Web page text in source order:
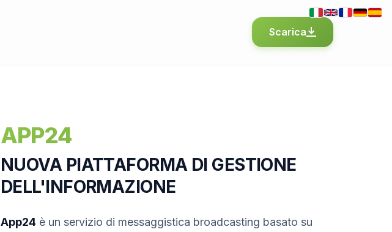
Scarica
APP24
NUOVA PIATTAFORMA DI GESTIONE
DELL'INFORMAZIONE
App24 è un servizio di messaggistica broadcasting basato su